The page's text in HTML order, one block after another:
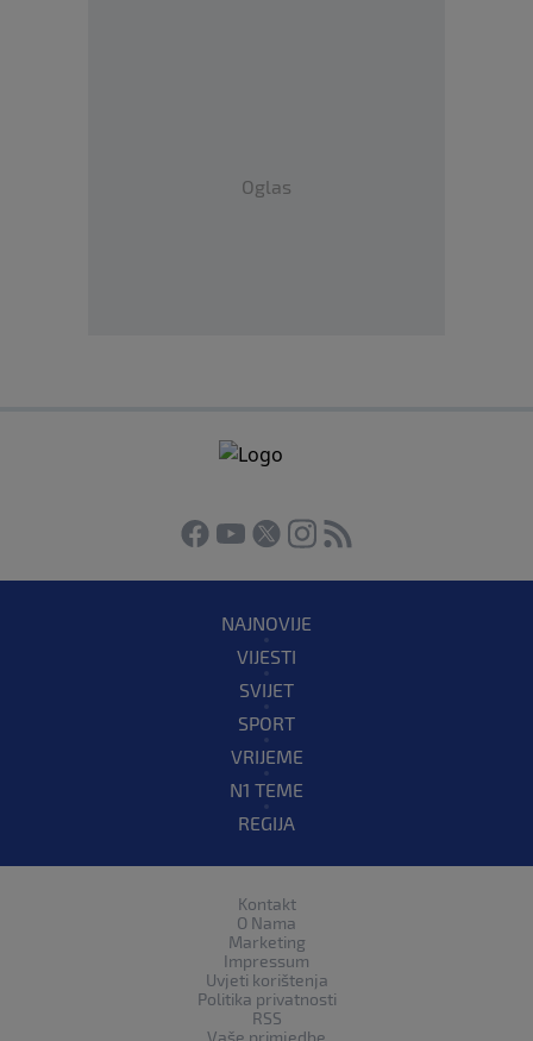
Oglas
NAJNOVIJE
VIJESTI
SVIJET
SPORT
VRIJEME
N1 TEME
REGIJA
Kontakt
O Nama
Marketing
Impressum
Uvjeti korištenja
Politika privatnosti
RSS
Vaše primjedbe